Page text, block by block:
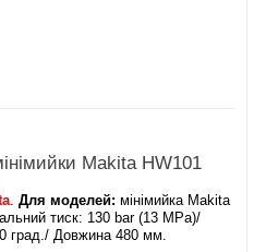
Makita HW101
.Для моделей: мінімийка Makita
тиск: 130 bar (13 MPa)/
град./ Довжина 480 мм.